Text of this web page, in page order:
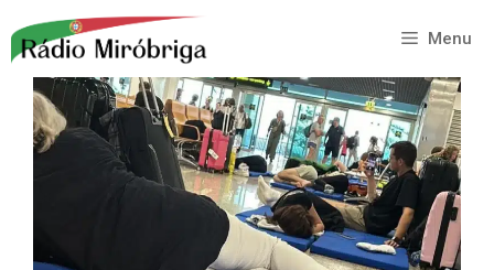
para
conteúdo
Menu